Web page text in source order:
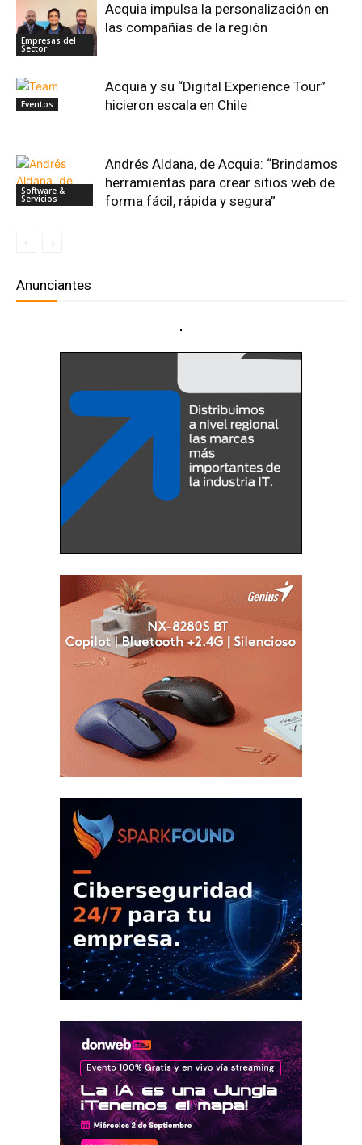
Empresas del
Sector
Acquia impulsa la personalización en
las compañías de la región
Eventos
Acquia y su “Digital Experience Tour”
hicieron escala en Chile
Software &
Servicios
Andrés Aldana, de Acquia: “Brindamos
herramientas para crear sitios web de
forma fácil, rápida y segura”
Anunciantes